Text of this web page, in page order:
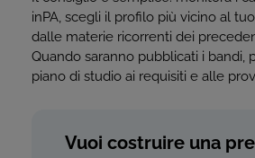
inPA, scegli il profilo più vicino al
dalle materie ricorrenti dei
Quando saranno pubblicati i bandi,
piano di studio ai requisiti e alle
Vuoi costruire una